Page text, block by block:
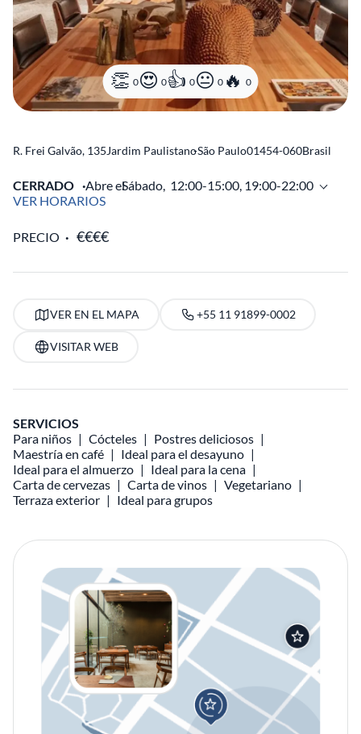
0 0 0 0 0
R. Frei Galvão, 135Jardim Paulistano-São Paulo01454-060Brasil
CERRADO Abre elSábado, 12:00-15:00, 19:00-22:00
VER HORARIOS
PRECIO
VER EN EL MAPA +55 11 91899-0002
VISITAR WEB
SERVICIOS
Para niños
Cócteles
Postres deliciosos
Maestría en café
Ideal para el desayuno
Ideal para el almuerzo
Ideal para la cena
Carta de cervezas
Carta de vinos
Vegetariano
Terraza exterior
Ideal para grupos